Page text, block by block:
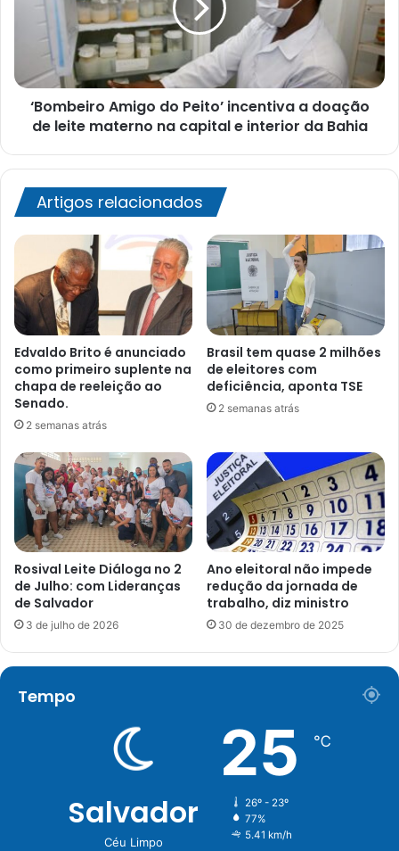
doação
leite
materno
da
Bahia
‘Bombeiro Amigo do Peito’ incentiva a doação
de leite materno na capital e interior da Bahia
Artigos relacionados
Edvaldo Brito é anunciado
como primeiro suplente na
chapa de reeleição ao
Senado.
2 semanas atrás
Brasil tem quase 2 milhões
de eleitores com
deficiência, aponta TSE
2 semanas atrás
Rosival Leite Diáloga no 2
de Julho: com Lideranças
de Salvador
3 de julho de 2026
Ano eleitoral não impede
redução da jornada de
trabalho, diz ministro
30 de dezembro de 2025
Tempo
Salvador
Céu Limpo
25 ℃
26º - 23º
77%
5.41 km/h